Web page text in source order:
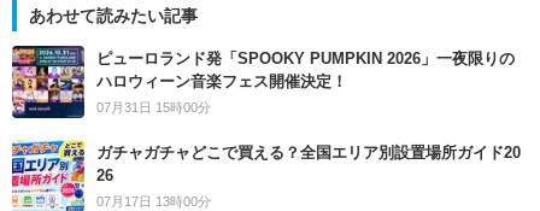
あわせて読みたい記事
ピューロランド発「SPOOKY PUMPKIN 2026」一夜限りの
ハロウィーン音楽フェス開催決定！
07月31日 15時00分
ガチャガチャどこで買える？全国エリア別設置場所ガイド20
26
07月17日 13時00分